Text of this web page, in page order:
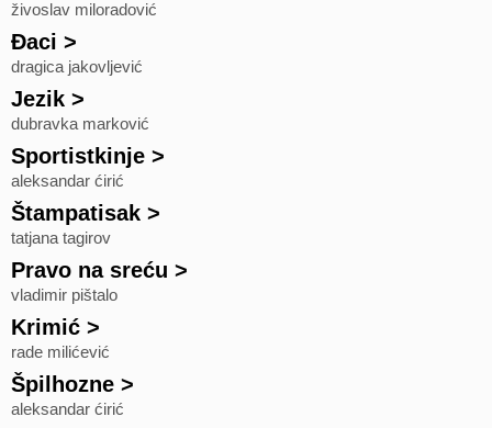
živoslav miloradović
Đaci >
dragica jakovljević
Jezik >
dubravka marković
Sportistkinje >
aleksandar ćirić
Štampatisak >
tatjana tagirov
Pravo na sreću >
vladimir pištalo
Krimić >
rade milićević
Špilhozne >
aleksandar ćirić